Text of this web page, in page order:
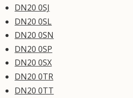
DN20 0SJ
DN20 0SL
DN20 0SN
DN20 0SP
DN20 0SX
DN20 0TR
DN20 0TT